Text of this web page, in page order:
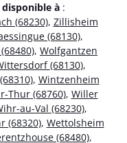
à :
(68230), Zillisheim
(68130),
, Wolfgantzen
(68130),
, Wintzenheim
Thur (68760), Willer
au-Val (68230),
(68320), Wettolsheim
(68480),